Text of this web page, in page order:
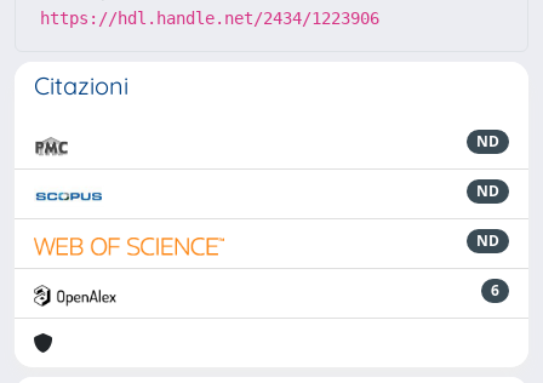
https://hdl.handle.net/2434/1223906
Citazioni
ND
ND
ND
6